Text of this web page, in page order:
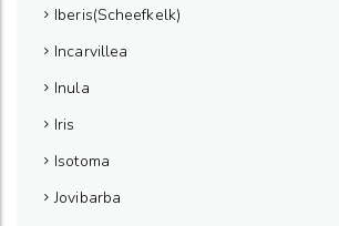
Iberis(Scheefkelk)
Incarvillea
Inula
Iris
Isotoma
Jovibarba